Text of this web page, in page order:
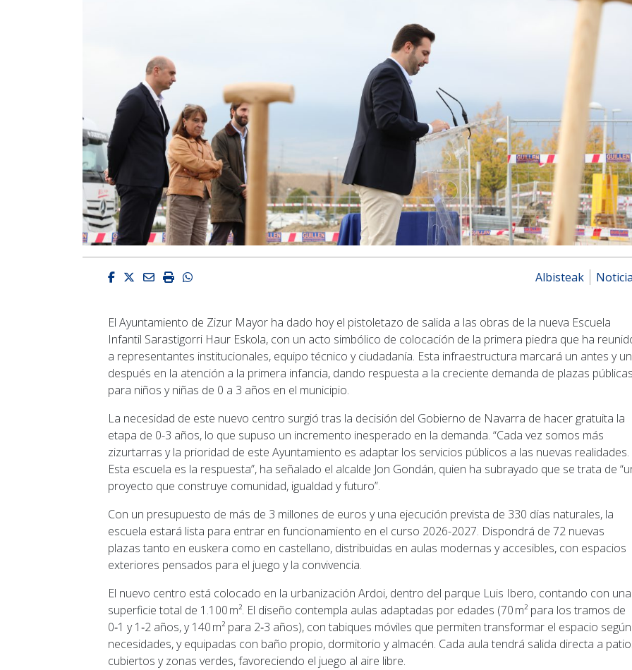
Facebook
Twitter
EmailImprimirWhatsapp Albisteak
El Ayuntamiento de Zizur Mayor ha dado hoy el pistoletazo de salida a las obras de la nueva Escuela
Infantil Sarastigorri Haur Eskola, con un acto simbólico de colocación de la primera piedra que ha
a representantes institucionales, equipo técnico y ciudadanía. Esta infraestructura marcará un antes y un
después en la atención a la primera infancia, dando respuesta a la creciente demanda de plazas
para niños y niñas de 0 a 3 años en el municipio.
La necesidad de este nuevo centro surgió tras la decisión del Gobierno de Navarra de hacer gratuita la
etapa de 0-3 años, lo que supuso un incremento inesperado en la demanda. “Cada vez somos más
zizurtarras y la prioridad de este Ayuntamiento es adaptar los servicios públicos a las nuevas realidades.
Esta escuela es la respuesta”, ha señalado el alcalde Jon Gondán, quien ha subrayado que se trata de
proyecto que construye comunidad, igualdad y futuro”.
Con un presupuesto de más de 3 millones de euros y una ejecución prevista de 330 días naturales, la
escuela estará lista para entrar en funcionamiento en el curso 2026-2027. Dispondrá de 72 nuevas
plazas tanto en euskera como en castellano, distribuidas en aulas modernas y accesibles, con espacios
exteriores pensados para el juego y la convivencia.
El nuevo centro está colocado en la urbanización Ardoi, dentro del parque Luis Ibero, contando con una
superficie total de 1.100 m². El diseño contempla aulas adaptadas por edades (70 m² para los tramos de
0‑1 y 1‑2 años, y 140 m² para 2‑3 años), con tabiques móviles que permiten transformar el espacio según
necesidades, y equipadas con baño propio, dormitorio y almacén. Cada aula tendrá salida directa a
cubiertos y zonas verdes, favoreciendo el juego al aire libre.